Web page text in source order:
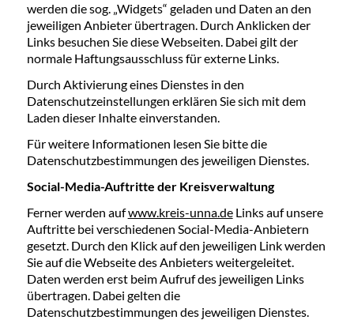
werden die sog. „Widgets“ geladen und Daten an den
jeweiligen Anbieter übertragen. Durch Anklicken der
Links besuchen Sie diese Webseiten. Dabei gilt der
normale Haftungsausschluss für externe Links.
Durch Aktivierung eines Dienstes in den
Datenschutzeinstellungen erklären Sie sich mit dem
Laden dieser Inhalte einverstanden.
Für weitere Informationen lesen Sie bitte die
Datenschutzbestimmungen des jeweiligen Dienstes.
Social-Media-Auftritte der Kreisverwaltung
Ferner werden aufwww.kreis-unna.deLinks auf unsere
Auftritte bei verschiedenen Social-Media-Anbietern
gesetzt. Durch den Klick auf den jeweiligen Link werden
Sie auf die Webseite des Anbieters weitergeleitet.
Daten werden erst beim Aufruf des jeweiligen Links
übertragen. Dabei gelten die
Datenschutzbestimmungen des jeweiligen Dienstes.